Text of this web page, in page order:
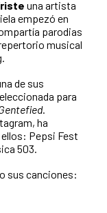
una artista
empezó en
parodias
musical
de sus
para
.
ha
Pepsi Fest
503.
sus canciones: